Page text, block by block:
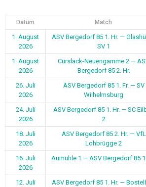
Datum Match
1. August
2026
ASV Bergedorf 85 1. Hr. —
SV 1
1. August
2026
Curslack-Neuengamme 2 —
Bergedorf 85 2. Hr.
26. Juli
2026
ASV Bergedorf 85 1. Fr. — SV
Wilhelmsburg
24. Juli
2026
ASV Bergedorf 85 1. Hr. — SC
2
18. Juli
2026
ASV Bergedorf 85 2. Hr. — VfL
Lohbrügge 2
16. Juli
2026
Aumühle 1 — ASV Bergedorf 85
12. Juli
ASV Bergedorf 85 1. Hr. —